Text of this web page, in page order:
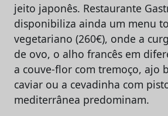
jeito japonês. Restaurante
disponibiliza ainda um menu
vegetariano (260€), onde a
de ovo, o alho francês em
a couve-flor com tremoço, ajo
caviar ou a cevadinha com
mediterrânea predominam.